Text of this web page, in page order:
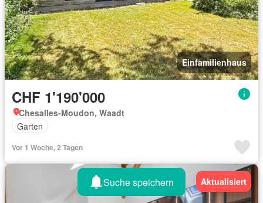
Einfamilienhaus
CHF 1'190'000
Chesalles-Moudon, Waadt
Garten
Vor 1 Woche, 2 Tagen
Aktualisiert
Suche speichern